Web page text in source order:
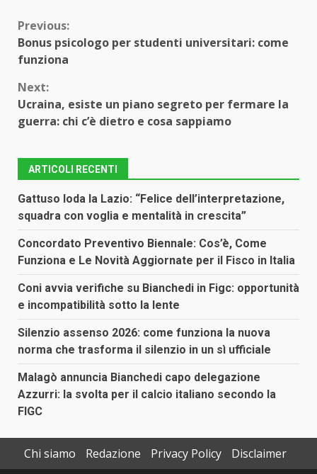
Continue
Reading
Previous:
Bonus psicologo per studenti universitari: come
funziona
Next:
Ucraina, esiste un piano segreto per fermare la
guerra: chi c’è dietro e cosa sappiamo
ARTICOLI RECENTI
Gattuso loda la Lazio: “Felice dell’interpretazione,
squadra con voglia e mentalità in crescita”
Concordato Preventivo Biennale: Cos’è, Come
Funziona e Le Novità Aggiornate per il Fisco in Italia
Coni avvia verifiche su Bianchedi in Figc: opportunità
e incompatibilità sotto la lente
Silenzio assenso 2026: come funziona la nuova
norma che trasforma il silenzio in un sì ufficiale
Malagò annuncia Bianchedi capo delegazione
Azzurri: la svolta per il calcio italiano secondo la
FIGC
Chi siamo Redazione Privacy Policy Disclaimer